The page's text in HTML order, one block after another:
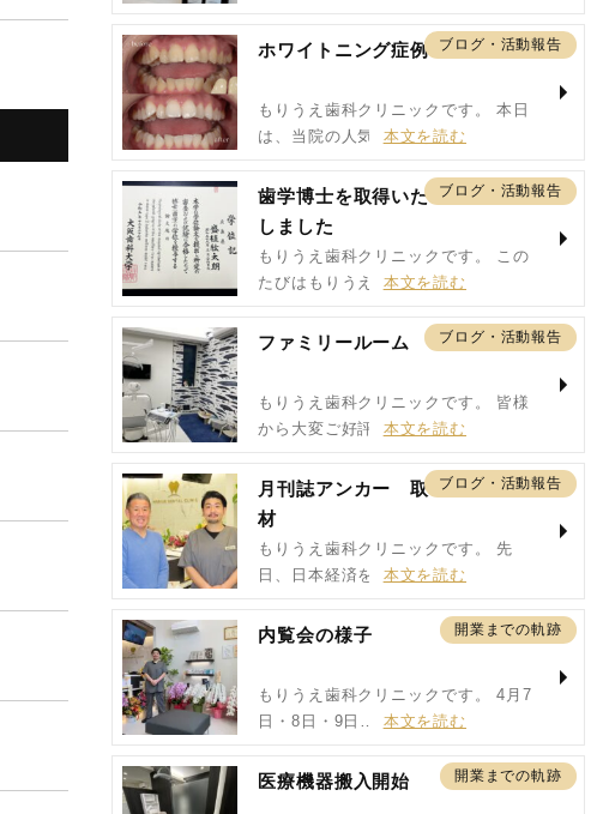
ホワイトニング症例
もりうえ歯科クリニックです。 本日
は、当院の人気の…
ブログ・活動報告
歯学博士を取得いた
しました
もりうえ歯科クリニックです。 この
たびはもりうえ歯…
ブログ・活動報告
ファミリールーム
もりうえ歯科クリニックです。 皆様
から大変ご好評頂…
ブログ・活動報告
月刊誌アンカー 取
材
もりうえ歯科クリニックです。 先
日、日本経済を支え…
ブログ・活動報告
内覧会の様子
もりうえ歯科クリニックです。 4月7
日・8日・9日…
開業までの軌跡
医療機器搬入開始 開業までの軌跡